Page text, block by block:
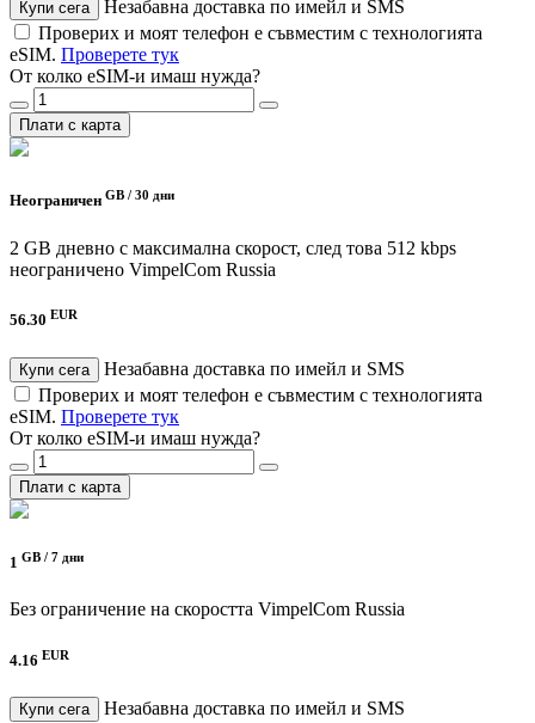
Купи сега
Незабавна доставка по имейл и SMS
Проверих и моят телефон е съвместим с технологията
eSIM. Проверете тук
От колко eSIM-и имаш нужда?
Плати с карта
Неограничен GB / 30 дни
2 GB дневно с максимална скорост, след това 512 kbps
неограничено VimpelCom Russia
56.30 EUR
Купи сега
Незабавна доставка по имейл и SMS
Проверих и моят телефон е съвместим с технологията
eSIM. Проверете тук
От колко eSIM-и имаш нужда?
Плати с карта
1 GB / 7 дни
Без ограничение на скоростта VimpelCom Russia
4.16 EUR
Купи сега
Незабавна доставка по имейл и SMS